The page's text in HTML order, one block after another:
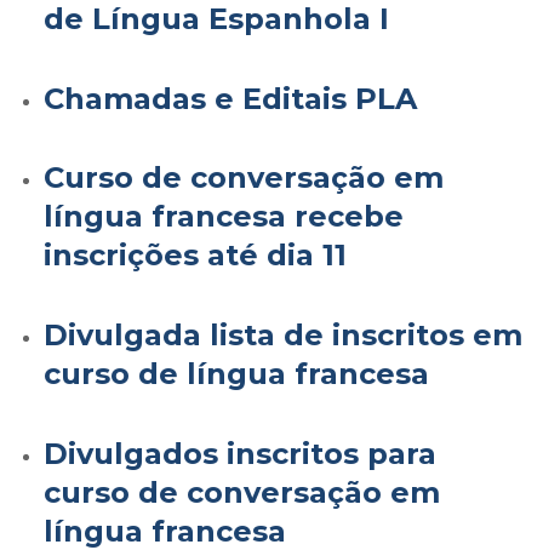
de Língua Espanhola I
Chamadas e Editais PLA
Curso de conversação em
língua francesa recebe
inscrições até dia 11
Divulgada lista de inscritos em
curso de língua francesa
Divulgados inscritos para
curso de conversação em
língua francesa